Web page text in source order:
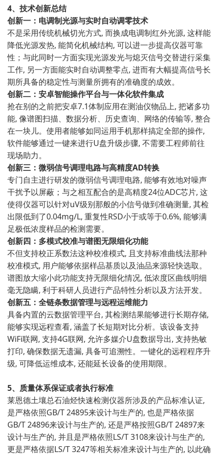
4、技术创新总结
创新一：电调制光源与实时自动调零技术
不是采用传统机械切光方式, 而换成电调制红外光源, 这样能
降低光源发热, 能简化机械结构, 可以进一步提高仪器可靠
性；与此同时一方面实现光源发光与熄灭信号交替进行采集
工作, 另一方面能实时自动调整零点, 进而有大幅提高信号长
期所具备的稳定性与测量所拥有的准确度的成效。
创新二：安卓智能操作平台与一体化软件集成
抢在别的之前把安卓7.1体制应用在测油仪物品上, 把诸多功
能, 像谱图扫描、数据分析、历史查询、网络的传输等, 整合
在一块儿。使用者能够如同运用手机那样搞定全部的操作,
软件能够通过一键来进行U盘升级步骤, 不需要工程师前往
现场助力。
创新三：微弱信号调理电路与高精度AD转换
专门自主进行研发的微弱信号调理电路, 能够有效地对噪声
干扰予以屏蔽；与之相互配合的是高精度24位ADC芯片, 这
使得仪器可以针对uV级别那般的小信号做到准确测量, 其检
出限低到了0.04mg/L, 重复性RSD小于或等于0.6%, 能够满
足极低浓度样品的检测需要。
创新四：多模式校准与谱图无限细化功能
不但支持校正系数法这种校准模式, 且支持标准曲线法那种
校准模式, 用户能够依据样品基质以及油品来源轻快选取。
谱图放大缩小此功能支持无限细化情况, 低浓度区曲线明细
毫无隐瞒, 利于科研人员进行产品特性分析以及方法开发。
创新五：全链条数据管理与远程运维能力
具备内置的云数据管理平台, 其检测结果能够进行长期存储,
能够实现远程查看, 涵盖了长短期对比分析。该设备支持
WiFi联网, 支持4G联网, 允许多媒介U盘数据导出, 支持热敏
打印, 确保数据无遗漏, 具备可追溯性。一键化的远程程序升
级, 可降低运维成本, 还能延长设备的使用期限。
5、质量体系保证或者执行标准
莱恩德土壤总石油烃快速检测仪器所涉及的产品标准认证,
是严格依照GB/T 24895来设计与生产的, 也是严格依据
GB/T 24896来设计与生产的, 还是严格按照GB/T 24897来
设计与生产的, 并且是严格依照LS/T 3108来设计与生产的,
更是严格依据LS/T 3247等相关标准来设计与生产的, 以此确